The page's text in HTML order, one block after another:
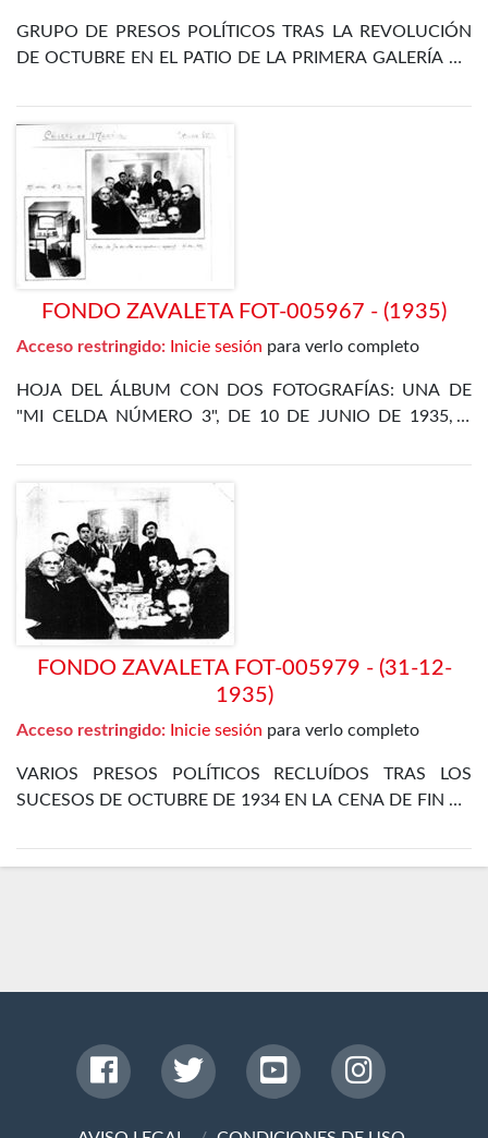
GRUPO DE PRESOS POLÍTICOS TRAS LA REVOLUCIÓN
DE OCTUBRE EN EL PATIO DE LA PRIMERA GALERÍA DE
ENCUENTRA EL PROPIO ZAVALETA, ENRIQUE DE
FRANCISCO, JOSÉ GÓMEZ OSORIO, PETREL Y JOSÉ
DÍAZ ALOR
FONDO ZAVALETA FOT-005967 - (1935)
Acceso restringido: Inicie sesión para verlo completo
HOJA DEL ÁLBUM CON DOS FOTOGRAFÍAS: UNA DE
"MI CELDA NÚMERO 3", DE 10 DE JUNIO DE 1935, Y
DEPARTAMENTO ESPECIAL, DE 31 DE DICIEMBRE DE
1935
FONDO ZAVALETA FOT-005979 - (31-12-
1935)
Acceso restringido: Inicie sesión para verlo completo
VARIOS PRESOS POLÍTICOS RECLUÍDOS TRAS LOS
SUCESOS DE OCTUBRE DE 1934 EN LA CENA DE FIN DE
DE MADRID